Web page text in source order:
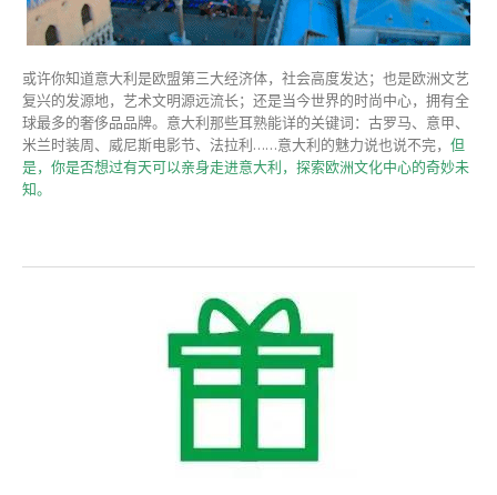
或许你知道意大利是欧盟第三大经济体，社会高度发达；也是欧洲文艺
复兴的发源地，艺术文明源远流长；还是当今世界的时尚中心，拥有全
球最多的奢侈品品牌。意大利那些耳熟能详的关键词：古罗马、意甲、
米兰时装周、威尼斯电影节、法拉利……意大利的魅力说也说不完， 但
是，你是否想过有天可以亲身走进意大利，探索欧洲文化中心的奇妙未
知。